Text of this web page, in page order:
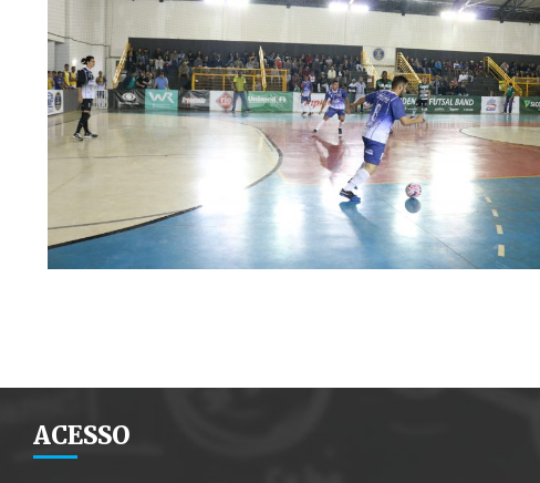
ACESSO